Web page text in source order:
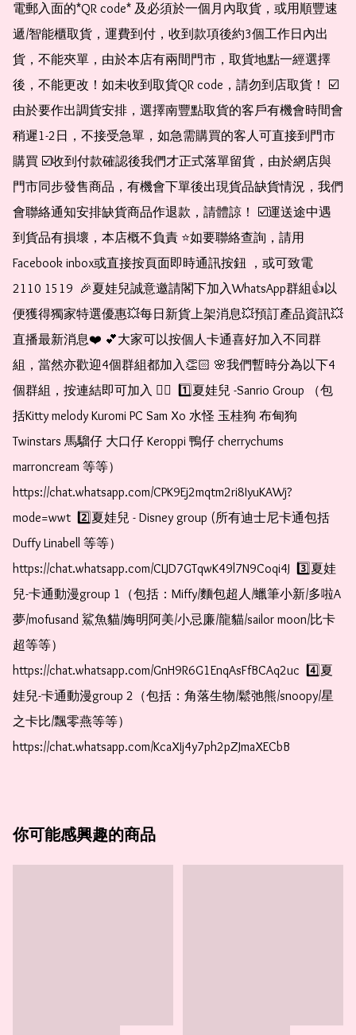
電郵入面的*QR code* 及必須於一個月內取貨，或用順豐速
遞/智能櫃取貨，運費到付，收到款項後約3個工作日內出
貨，不能夾單，由於本店有兩間門市，取貨地點一經選擇
後，不能更改！如未收到取貨QR code，請勿到店取貨！ ☑️
由於要作出調貨安排，選擇南豐點取貨的客戶有機會時間會
稍遲1-2日，不接受急單，如急需購買的客人可直接到門市
購買 ☑️收到付款確認後我們才正式落單留貨，由於網店與
門市同步發售商品，有機會下單後出現貨品缺貨情況，我們
會聯絡通知安排缺貨商品作退款，請體諒！ ☑️運送途中遇
到貨品有損壞，本店概不負責 ⭐️如要聯絡查詢，請用
Facebook inbox或直接按頁面即時通訊按鈕 ，或可致電
2110 1519  🎉夏娃兒誠意邀請閣下加入WhatsApp群組👍以
便獲得獨家特選優惠💥每日新貨上架消息💥預訂產品資訊💥
直播最新消息❤️ 💕大家可以按個人卡通喜好加入不同群
組，當然亦歡迎4個群組都加入👏🏻 🌸我們暫時分為以下4
個群組，按連結即可加入 👇🏻  1️⃣夏娃兒 -Sanrio Group （包
括Kitty melody Kuromi PC Sam Xo 水怪 玉桂狗 布甸狗
Twinstars 馬騮仔 大口仔 Keroppi 鴨仔 cherrychums
marroncream 等等）
https://chat.whatsapp.com/CPK9Ej2mqtm2ri8IyuKAWj?
mode=wwt  2️⃣夏娃兒 - Disney group (所有迪士尼卡通包括
Duffy Linabell 等等）
https://chat.whatsapp.com/CLJD7GTqwK49l7N9Coqi4J  3️⃣夏娃
兒-卡通動漫group 1（包括：Miffy/麵包超人/蠟筆小新/多啦A
夢/mofusand 鯊魚貓/娒明阿美/小忌廉/龍貓/sailor moon/比卡
超等等）
https://chat.whatsapp.com/GnH9R6G1EnqAsFfBCAq2uc  4️⃣夏
娃兒-卡通動漫group 2（包括：角落生物/鬆弛熊/snoopy/星
之卡比/飄零燕等等）
https://chat.whatsapp.com/KcaXIj4y7ph2pZJmaXECbB
你可能感興趣的商品